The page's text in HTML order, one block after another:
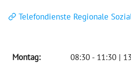
Telefondienste Regionale
Montag:
08:30 - 11:30 |